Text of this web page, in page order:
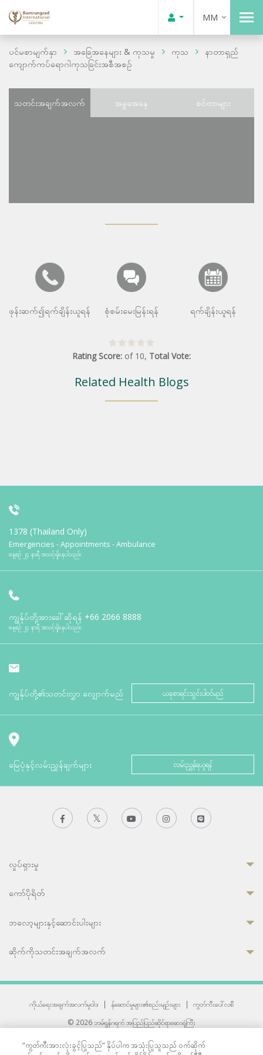
MM
ပင်မစာမျက်နှာ အခြေအနေများ & ကုသမှု ကုသ
နာတာရှည်
ကျောက်ကပ်ရောဂါကုသခြင်းအစီအစဉ်
သတင်းအချက်အလက် အခွအေနေ စင်တာများ
ဖုန်းဆက်၍ရက်ချိန်းယူရန် စုံစမ်းမေးမြန်းရန် ရက်ချိန်းယူရန်
Rating Score: of 10, Total Vote:
Related Health Blogs
1378 (Thailand Only)
Emergencies - Appointments - Ambulance
နေ့စဉ် ၂၄ နာရီ အသင့်ရှိနေပါသည်။
ကျွန်ုပ်တို့အားခေါ်ဆိုရန် +66 2066 8888
နေ့စဉ် ၂၄ နာရီ အသင့်ရှိနေပါသည်။
ကျွန်ုပ်တို့၏သတင်းလွှာ လျှောက်မည် ယခုစာရင်းသွင်းပါဝင်မည်
မြေပုံနှင့်လမ်းညွှန်ချက်များ လမ်းညွှန်ရယူရန်
လှုပ်ရှားမှု
ကော်ပိုရိတ်
ဘလော့များနှင့်ဆောင်းပါးများ
ဆိုက်ကိုသတင်းအချက်အလက်
ကိုယ်ရေးအချက်အလက်မူဝါဒ | န်ဆောင်မှုများ၏စည်းမျဉ်းများ |
ကွတ်ကီးပေါ်လစီ
© 2026 ဘမ်ရွန်ဂရက် အပြည်ပြည်ဆိုင်ရာဆေးရုံကြီး
“ကွတ်ကီးအားလုံးခွင့်ပြုသည်” နှိပ်ပါက အသုံးပြုသူသည် ဝက်ဆိုက်